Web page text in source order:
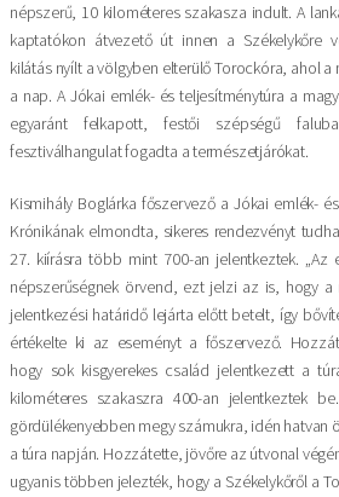
népszerű, 10 kilométeres szakasza indult. A
kaptatókon átvezető út innen a Székelykőre
kilátás nyílt a völgyben elterülő Torockóra, ahol
a nap. A Jókai emlék- és teljesítménytúra a
egyaránt felkapott, festői szépségű
fesztiválhangulat fogadta a természetjárókat.
Kismihály Boglárka főszervező a Jókai emlék-
Krónikának elmondta, sikeres rendezvényt
27. kiírásra több mint 700-an jelentkeztek. „Az
népszerűségnek örvend, ezt jelzi az is, hogy
jelentkezési határidő lejárta előtt betelt, így
értékelte ki az eseményt a főszervező.
hogy sok kisgyerekes család jelentkezett a
kilométeres szakaszra 400-an jelentkeztek
gördülékenyebben megy számukra, idén hatvan
a túra napján. Hozzátette, jövőre az útvonal
ugyanis többen jelezték, hogy a Székelykőről a